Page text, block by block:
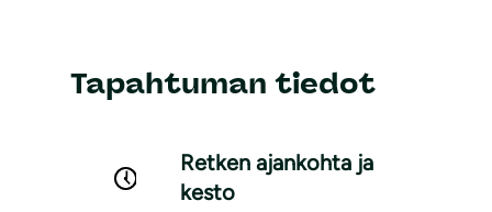
Tapahtuman tiedot
Retken ajankohta ja
kesto